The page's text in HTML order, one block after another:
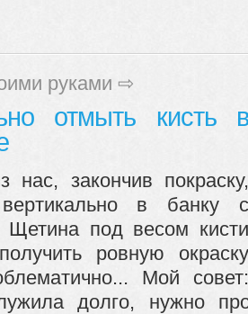
руками ⇨
отмыть кисть в
нас, закончив покраску,
в банку с
Щетина под весом кисти
ровную окраску
Мой совет:
долго, нужно